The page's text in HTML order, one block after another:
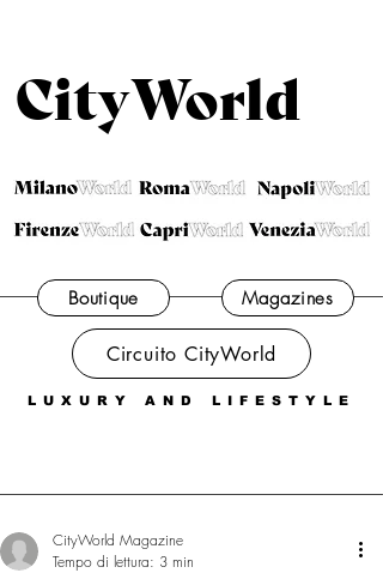
CityWorld
LUXURY AND LIFESTYLE
Magazines
Boutique
Circuito CityWorld
CityWorld Magazine
Tempo di lettura: 3 min